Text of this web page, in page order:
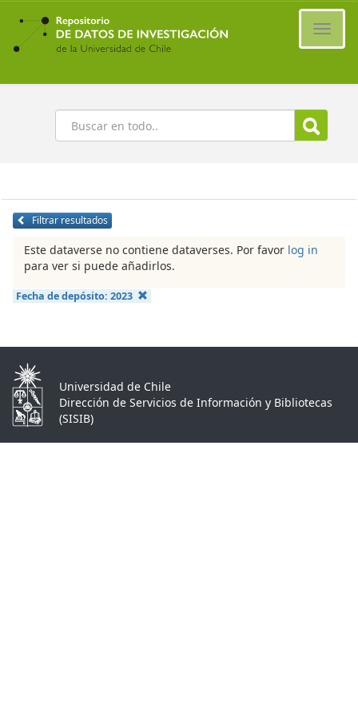
Ir
contenido
principal
Buscar
Filtrar resultados
Este dataverse no contiene dataverses. Por favor log in
para ver si puede añadirlos.
Fecha de depósito: 2023
Universidad de Chile
Dirección de Servicios de Información y Bibliotecas
(SISIB)